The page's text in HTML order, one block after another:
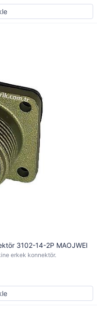
3102-14-2P MAOJWEI
erkek konnektör.